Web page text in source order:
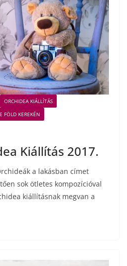
ORCHIDEA KIÁLLÍTÁS
FÖLD KEREKÉN
Kiállítás 2017.
a lakásban címet
sok ötletes kompozícióval
kiállításnak megvan a